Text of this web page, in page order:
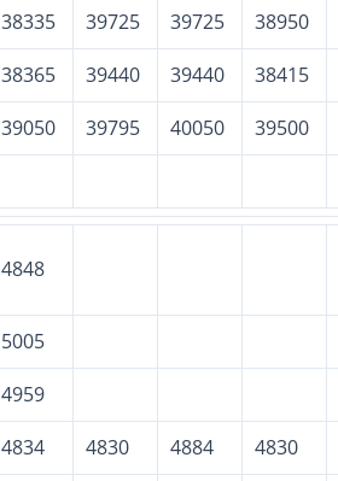
38335 39725 39725
38950
38365 39440 39440
38415
39050 39795 40050
39500
4848
5005
4959
4834 4830 4884
4830